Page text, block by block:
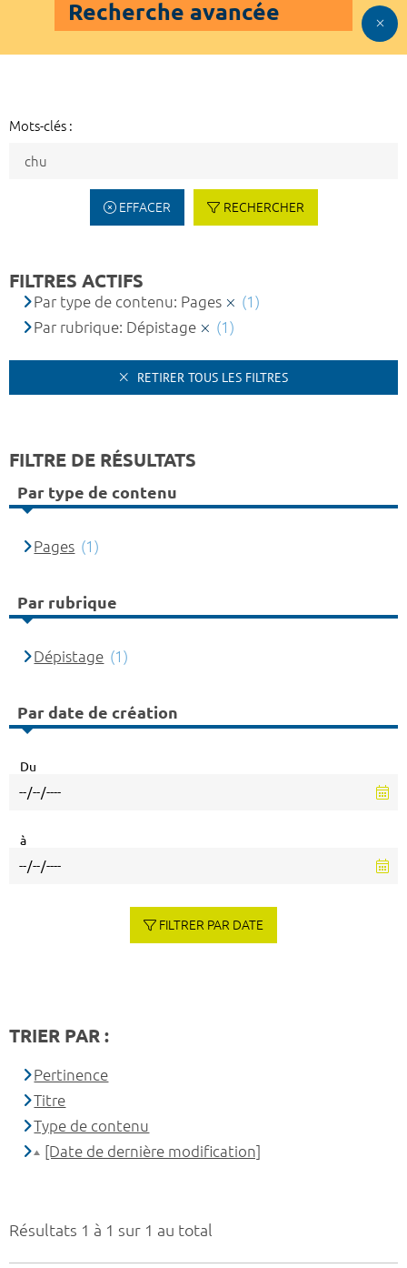
Recherche avancée
Mots-clés :
EFFACER RECHERCHER
Résultats 1 à 1 sur 1 au total
FILTRES ACTIFS
Par type de contenu: Pages
(1)
Par rubrique: Dépistage
(1)
RETIRER TOUS LES FILTRES
FILTRE DE RÉSULTATS
Par type de contenu
Pages (1)
Par rubrique
Dépistage (1)
Par date de création
Du
à
FILTRER PAR DATE
TRIER PAR :
Pertinence
Titre
Type de contenu
[Date de dernière modification]